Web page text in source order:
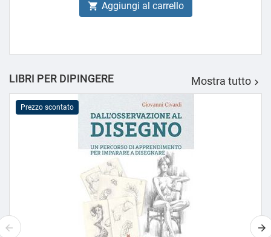
 Aggiungi al carrello
LIBRI PER DIPINGERE Mostra tutto 
Prezzo scontato